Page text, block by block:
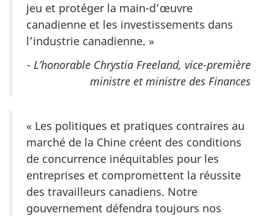
jeu et protéger la main-d’œuvre
canadienne et les investissements dans
l’industrie canadienne. »
- L’honorable Chrystia Freeland, vice-première
ministre et ministre des Finances
« Les politiques et pratiques contraires au
marché de la Chine créent des conditions
de concurrence inéquitables pour les
entreprises et compromettent la réussite
des travailleurs canadiens. Notre
gouvernement défendra toujours nos